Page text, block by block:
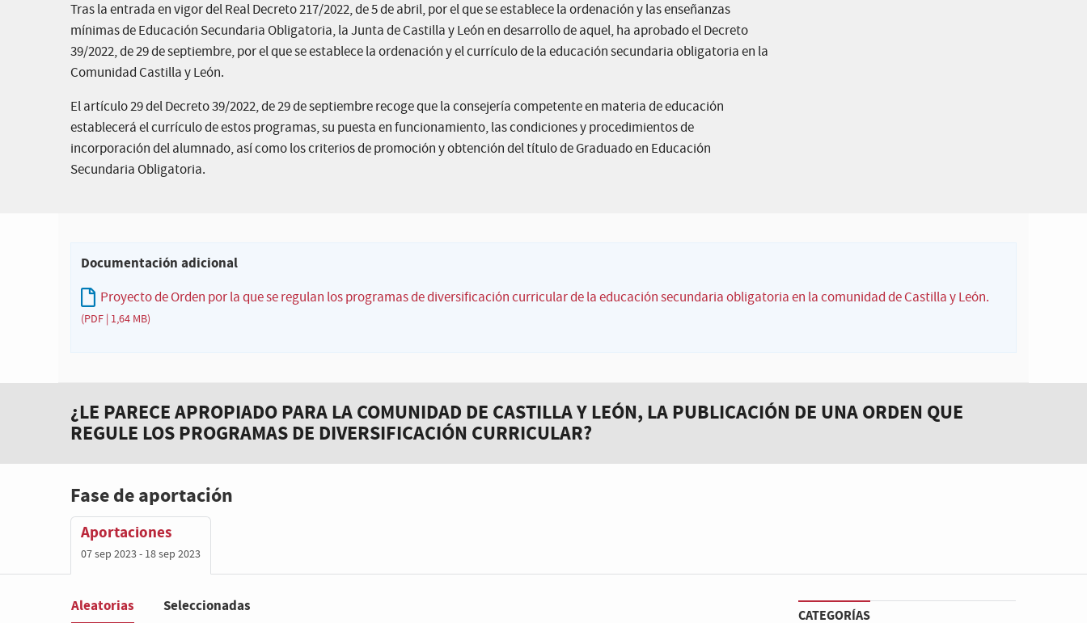
Tras la entrada en vigor del Real Decreto 217/2022, de 5 de abril, por el que se establece la ordenación y las enseñanzas
mínimas de Educación Secundaria Obligatoria, la Junta de Castilla y León en desarrollo de aquel, ha aprobado el Decreto
39/2022, de 29 de septiembre, por el que se establece la ordenación y el currículo de la educación secundaria obligatoria en la
Comunidad Castilla y León.
El artículo 29 del Decreto 39/2022, de 29 de septiembre recoge que la consejería competente en materia de educación
establecerá el currículo de estos programas, su puesta en funcionamiento, las condiciones y procedimientos de
incorporación del alumnado, así como los criterios de promoción y obtención del título de Graduado en Educación
Secundaria Obligatoria.
Documentación adicional
Proyecto de Orden por la que se regulan los programas de diversificación curricular de la educación secundaria obligatoria en la comunidad de Castilla y León.
(PDF | 1,64 MB)
¿LE PARECE APROPIADO PARA LA COMUNIDAD DE CASTILLA Y LEÓN, LA PUBLICACIÓN DE UNA ORDEN QUE
REGULE LOS PROGRAMAS DE DIVERSIFICACIÓN CURRICULAR?
Fase de aportación
Aportaciones
07 sep 2023 - 18 sep 2023
Aleatorias Seleccionadas
CATEGORÍAS